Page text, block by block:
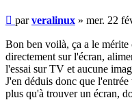
Message
parveralinux » mer. 22
Bon ben voilà, ça a le
directement sur l'écran,
l'essai sur TV et aucune
J'en déduis donc que
plus qu'à trouver un écran,